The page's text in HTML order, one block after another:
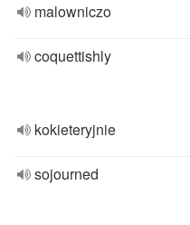
malowniczo
coquettishly
kokieteryjnie
sojourned